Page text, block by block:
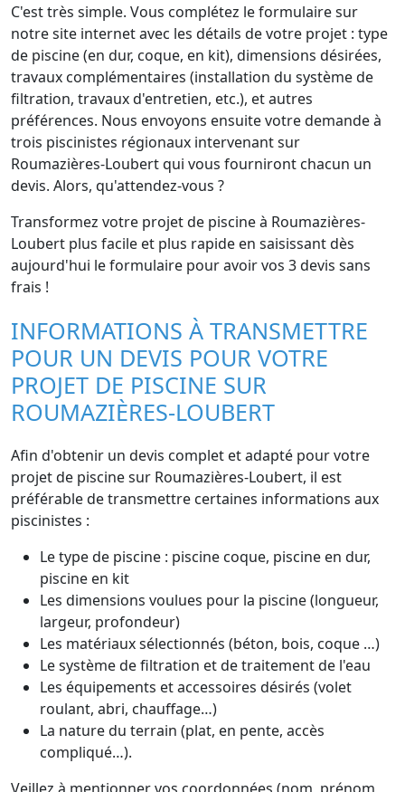
C'est très simple. Vous complétez le formulaire sur
notre site internet avec les détails de votre projet : type
de piscine (en dur, coque, en kit), dimensions désirées,
travaux complémentaires (installation du système de
filtration, travaux d'entretien, etc.), et autres
préférences. Nous envoyons ensuite votre demande à
trois piscinistes régionaux intervenant sur
Roumazières-Loubert qui vous fourniront chacun un
devis. Alors, qu'attendez-vous ?
Transformez votre projet de piscine à Roumazières-
Loubert plus facile et plus rapide en saisissant dès
aujourd'hui le formulaire pour avoir vos 3 devis sans
frais !
INFORMATIONS À TRANSMETTRE
POUR UN DEVIS POUR VOTRE
PROJET DE PISCINE SUR
ROUMAZIÈRES-LOUBERT
Afin d'obtenir un devis complet et adapté pour votre
projet de piscine sur Roumazières-Loubert, il est
préférable de transmettre certaines informations aux
piscinistes :
Le type de piscine : piscine coque, piscine en dur,
piscine en kit
Les dimensions voulues pour la piscine (longueur,
largeur, profondeur)
Les matériaux sélectionnés (béton, bois, coque …)
Le système de filtration et de traitement de l'eau
Les équipements et accessoires désirés (volet
roulant, abri, chauffage…)
La nature du terrain (plat, en pente, accès
compliqué…).